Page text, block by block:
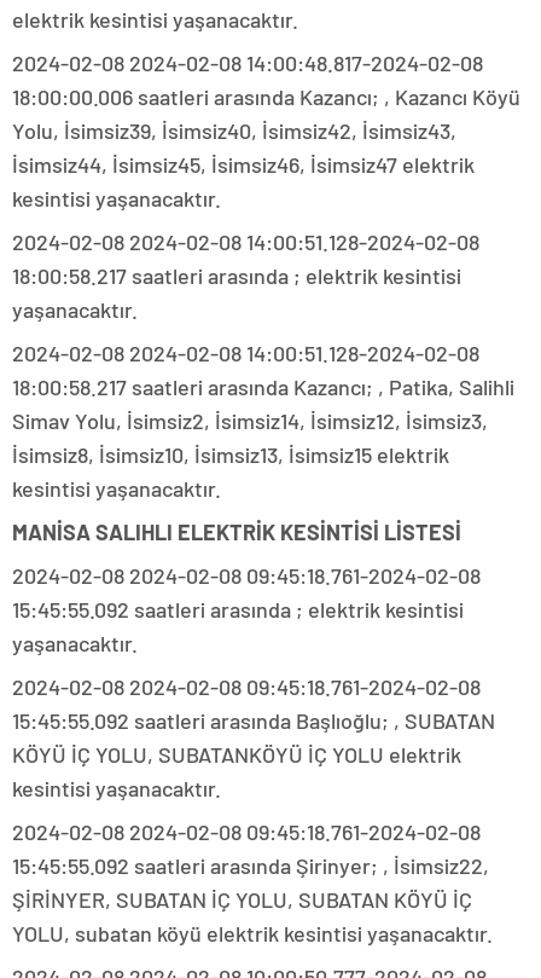
elektrik kesintisi yaşanacaktır.
2024-02-08 2024-02-08 14:00:48.817-2024-02-08
18:00:00.006 saatleri arasında Kazancı; , Kazancı Köyü
Yolu, İsimsiz39, İsimsiz40, İsimsiz42, İsimsiz43,
İsimsiz44, İsimsiz45, İsimsiz46, İsimsiz47 elektrik
kesintisi yaşanacaktır.
2024-02-08 2024-02-08 14:00:51.128-2024-02-08
18:00:58.217 saatleri arasında ; elektrik kesintisi
yaşanacaktır.
2024-02-08 2024-02-08 14:00:51.128-2024-02-08
18:00:58.217 saatleri arasında Kazancı; , Patika, Salihli
Simav Yolu, İsimsiz2, İsimsiz14, İsimsiz12, İsimsiz3,
İsimsiz8, İsimsiz10, İsimsiz13, İsimsiz15 elektrik
kesintisi yaşanacaktır.
MANİSA SALIHLI ELEKTRİK KESİNTİSİ LİSTESİ
2024-02-08 2024-02-08 09:45:18.761-2024-02-08
15:45:55.092 saatleri arasında ; elektrik kesintisi
yaşanacaktır.
2024-02-08 2024-02-08 09:45:18.761-2024-02-08
15:45:55.092 saatleri arasında Başlıoğlu; , SUBATAN
KÖYÜ İÇ YOLU, SUBATANKÖYÜ İÇ YOLU elektrik
kesintisi yaşanacaktır.
2024-02-08 2024-02-08 09:45:18.761-2024-02-08
15:45:55.092 saatleri arasında Şirinyer; , İsimsiz22,
ŞİRİNYER, SUBATAN İÇ YOLU, SUBATAN KÖYÜ İÇ
YOLU, subatan köyü elektrik kesintisi yaşanacaktır.